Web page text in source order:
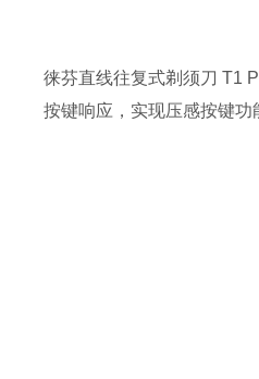
徕芬直线往复式剃须刀 T1
按键响应，实现压感按键功